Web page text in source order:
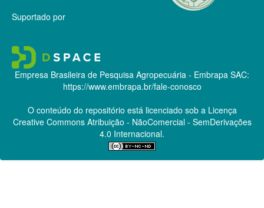
Suportado por
Empresa Brasileira de Pesquisa Agropecuária - Embrapa SAC:
https://www.embrapa.br/fale-conosco
O conteúdo do repositório está licenciado sob a Licença
Creative CommonsAtribuição - NãoComercial - SemDerivações
4.0 Internacional.